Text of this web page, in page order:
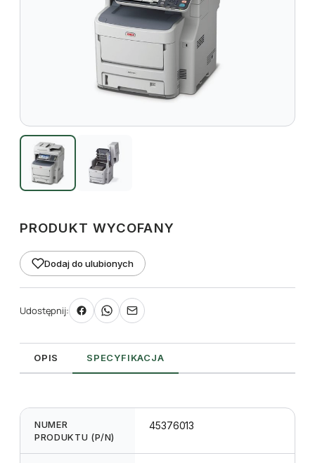
PRODUKT WYCOFANY
Dodaj do ulubionych
Udostępnij:
OPIS SPECYFIKACJA
NUMER
PRODUKTU (P/N)
45376013